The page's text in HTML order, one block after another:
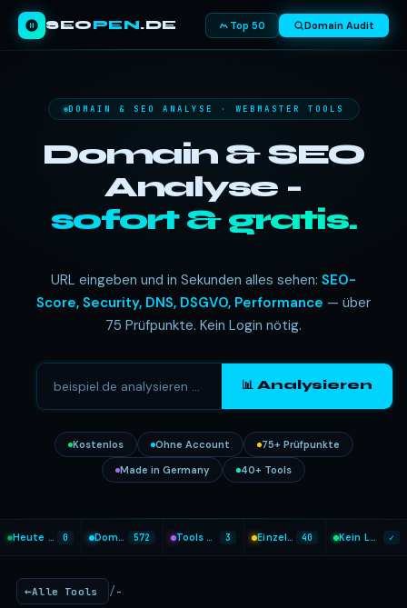
SEOPEN.DE Top 50 Domain Audit
DOMAIN & SEO ANALYSE · WEBMASTER TOOLS
Domain & SEO
Analyse -
sofort & gratis.
URL eingeben und in Sekunden alles sehen: SEO-
Score, Security, DNS, DSGVO, Performance — über
75 Prüfpunkte. Kein Login nötig.
📊 Analysieren
Kostenlos Ohne Account
75+ Prüfpunkte
Made in Germany
40+ Tools
Heute analysiert 0 Domains geprüft 572 Tools heute genutzt 3 Einzel-Tools 40 Kein Login nötig ✓
Alle Tools / -